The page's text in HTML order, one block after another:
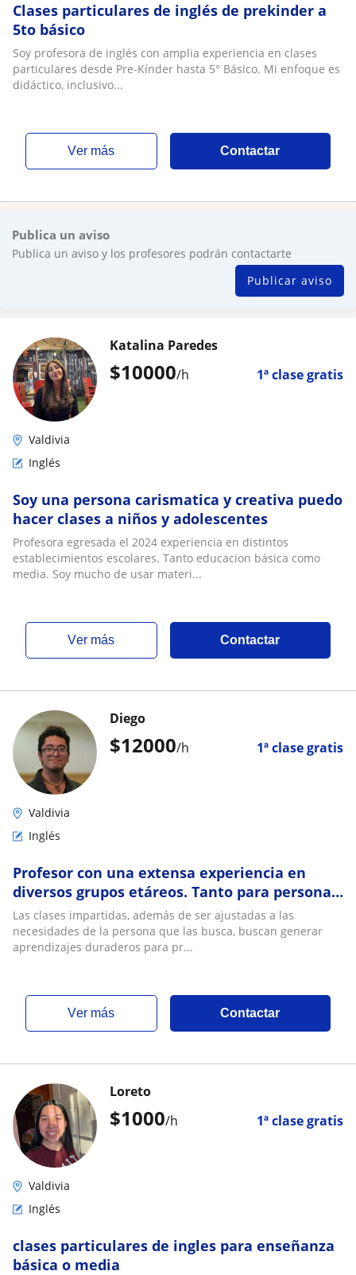
Clases particulares de inglés de prekinder a
5to básico
Soy profesora de inglés con amplia experiencia en clases
particulares desde Pre-Kínder hasta 5° Básico. Mi enfoque es
didáctico, inclusivo...
ver más Contactar
Publica un aviso
Publica un aviso y los profesores podrán contactarte
Publicar aviso
$10000/h 1ª clase gratis
Katalina Paredes
Valdivia
Inglés
Soy una persona carismatica y creativa puedo
hacer clases a niños y adolescentes
Profesora egresada el 2024 experiencia en distintos
establecimientos escolares. Tanto educacion básica como
media. Soy mucho de usar materi...
ver más Contactar
$12000/h 1ª clase gratis
Diego
Valdivia
Inglés
Profesor con una extensa experiencia en
diversos grupos etáreos. Tanto para personas
como para empresas
Las clases impartidas, además de ser ajustadas a las
necesidades de la persona que las busca, buscan generar
aprendizajes duraderos para pr...
ver más Contactar
$1000/h 1ª clase gratis
Loreto
Valdivia
Inglés
clases particulares de ingles para enseñanza
básica o media